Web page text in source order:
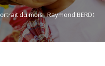
du mois : Raymond